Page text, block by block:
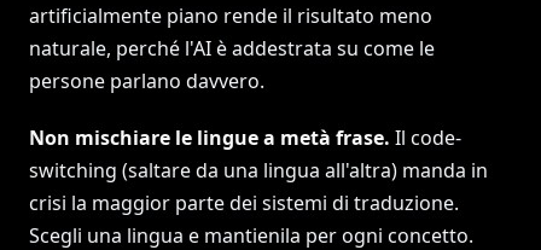
artificialmente piano rende il risultato meno
naturale, perché l'AI è addestrata su come le
persone parlano davvero.
Non mischiare le lingue a metà frase. Il code-
switching (saltare da una lingua all'altra) manda in
crisi la maggior parte dei sistemi di traduzione.
Scegli una lingua e mantienila per ogni concetto.